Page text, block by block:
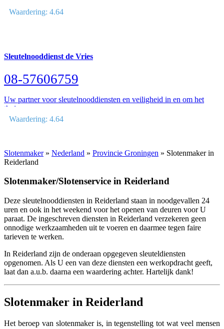
Waardering: 4.64
Sleutelnooddienst de Vries
08-57606759
Uw partner voor sleutelnooddiensten en veiligheid in en om het
thuis
Waardering: 4.64
Slotenmaker» Nederland » Provincie Groningen » Slotenmaker in
Reiderland
Slotenmaker/Slotenservice in Reiderland
Deze sleutelnooddiensten in Reiderland staan in noodgevallen 24
uren en ook in het weekend voor het openen van deuren voor U
paraat. De ingeschreven diensten in Reiderland verzekeren geen
onnodige werkzaamheden uit te voeren en daarmee tegen faire
tarieven te werken.
In Reiderland zijn de onderaan opgegeven sleuteldiensten
opgenomen. Als U een van deze diensten een werkopdracht geeft,
laat dan a.u.b. daarna een waardering achter. Hartelijk dank!
Slotenmaker in Reiderland
Het beroep van slotenmaker is, in tegenstelling tot wat veel mensen